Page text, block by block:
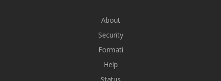
About
Security
Formati
Help